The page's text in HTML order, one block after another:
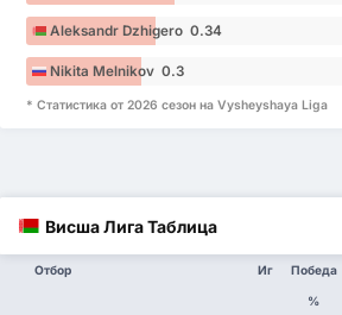
Aleksandr Dzhigero 0.34
Nikita Melnikov 0.3
* Статистика от 2026 сезон на Vysheyshaya Liga
Висша Лига Таблица
Отбор Иг Победа
%